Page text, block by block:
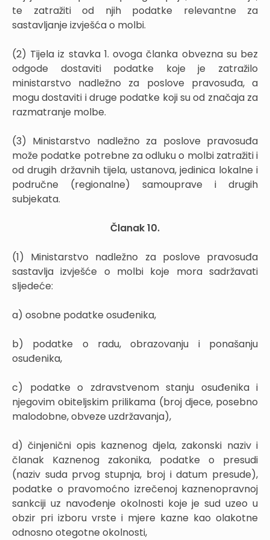
te zatražiti od njih podatke relevantne za
sastavljanje izvješća o molbi.
(2) Tijela iz stavka 1. ovoga članka obvezna su bez
odgode dostaviti podatke koje je zatražilo
ministarstvo nadležno za poslove pravosuđa, a
mogu dostaviti i druge podatke koji su od značaja za
razmatranje molbe.
(3) Ministarstvo nadležno za poslove pravosuđa
može podatke potrebne za odluku o molbi zatražiti i
od drugih državnih tijela, ustanova, jedinica lokalne i
područne (regionalne) samouprave i drugih
subjekata.
Članak 10.
(1) Ministarstvo nadležno za poslove pravosuđa
sastavlja izvješće o molbi koje mora sadržavati
sljedeće:
a) osobne podatke osuđenika,
b) podatke o radu, obrazovanju i ponašanju
osuđenika,
c) podatke o zdravstvenom stanju osuđenika i
njegovim obiteljskim prilikama (broj djece, posebno
malodobne, obveze uzdržavanja),
d) činjenični opis kaznenog djela, zakonski naziv i
članak Kaznenog zakonika, podatke o presudi
(naziv suda prvog stupnja, broj i datum presude),
podatke o pravomoćno izrečenoj kaznenopravnoj
sankciji uz navođenje okolnosti koje je sud uzeo u
obzir pri izboru vrste i mjere kazne kao olakotne
odnosno otegotne okolnosti,